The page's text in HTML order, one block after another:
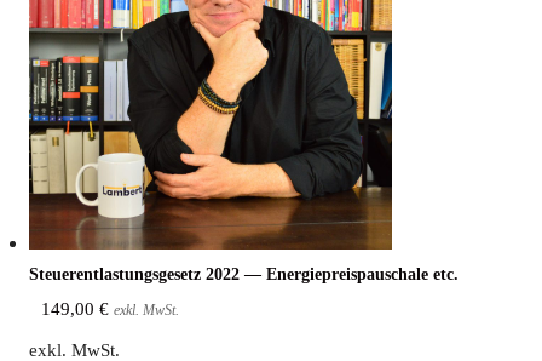
Steu­er­ent­las­tungs­ge­setz 2022 — Ener­gie­preis­pau­scha­le etc.
149,00 € exkl. MwSt.
exkl. MwSt.